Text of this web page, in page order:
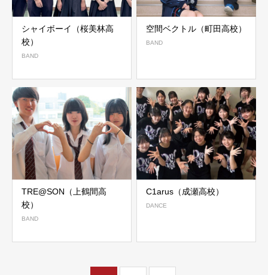
シャイボーイ（桜美林高
校）
BAND
空間ベクトル（町田高校）
BAND
TRE@SON（上鶴間高
校）
BAND
C1arus（成瀬高校）
DANCE